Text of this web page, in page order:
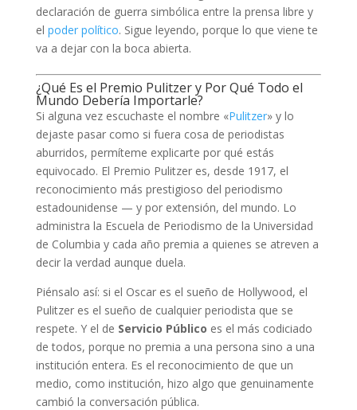
declaración de guerra simbólica entre la prensa libre y
el poder político. Sigue leyendo, porque lo que viene te
va a dejar con la boca abierta.
¿Qué Es el Premio Pulitzer y Por Qué Todo el
Mundo Debería Importarle?
Si alguna vez escuchaste el nombre «Pulitzer» y lo
dejaste pasar como si fuera cosa de periodistas
aburridos, permíteme explicarte por qué estás
equivocado. El Premio Pulitzer es, desde 1917, el
reconocimiento más prestigioso del periodismo
estadounidense — y por extensión, del mundo. Lo
administra la Escuela de Periodismo de la Universidad
de Columbia y cada año premia a quienes se atreven a
decir la verdad aunque duela.
Piénsalo así: si el Oscar es el sueño de Hollywood, el
Pulitzer es el sueño de cualquier periodista que se
respete. Y el de Servicio Público es el más codiciado
de todos, porque no premia a una persona sino a una
institución entera. Es el reconocimiento de que un
medio, como institución, hizo algo que genuinamente
cambió la conversación pública.